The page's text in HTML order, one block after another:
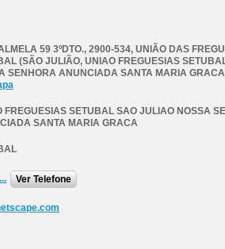
59 3ºDTO., 2900-534, UNIÃO DAS
(SÃO JULIÃO, UNIAO FREGUESIAS
SENHORA ANUNCIADA SANTA MARIA GRACA
FREGUESIAS SETUBAL SAO JULIAO NOSSA
SANTA MARIA GRACA
Ver Telefone